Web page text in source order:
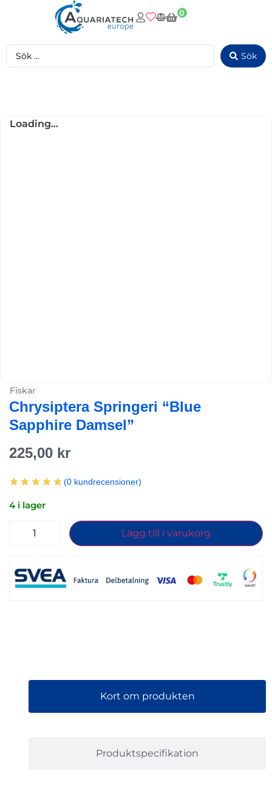
0
Sök
Loading...
Fiskar
Chrysiptera Springeri “Blue
Sapphire Damsel”
225,00 kr
(0 kundrecensioner)
4 i lager
Lägg till i varukorg
Kort om produkten
Produktspecifikation